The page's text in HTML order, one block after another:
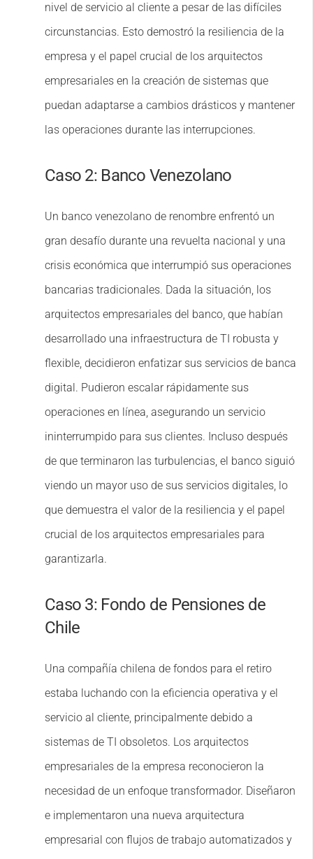
nivel de servicio al cliente a pesar de las difíciles
circunstancias. Esto demostró la resiliencia de la
empresa y el papel crucial de los arquitectos
empresariales en la creación de sistemas que
puedan adaptarse a cambios drásticos y mantener
las operaciones durante las interrupciones.
Caso 2: Banco Venezolano
Un banco venezolano de renombre enfrentó un
gran desafío durante una revuelta nacional y una
crisis económica que interrumpió sus operaciones
bancarias tradicionales. Dada la situación, los
arquitectos empresariales del banco, que habían
desarrollado una infraestructura de TI robusta y
flexible, decidieron enfatizar sus servicios de banca
digital. Pudieron escalar rápidamente sus
operaciones en línea, asegurando un servicio
ininterrumpido para sus clientes. Incluso después
de que terminaron las turbulencias, el banco siguió
viendo un mayor uso de sus servicios digitales, lo
que demuestra el valor de la resiliencia y el papel
crucial de los arquitectos empresariales para
garantizarla.
Caso 3: Fondo de Pensiones de
Chile
Una compañía chilena de fondos para el retiro
estaba luchando con la eficiencia operativa y el
servicio al cliente, principalmente debido a
sistemas de TI obsoletos. Los arquitectos
empresariales de la empresa reconocieron la
necesidad de un enfoque transformador. Diseñaron
e implementaron una nueva arquitectura
empresarial con flujos de trabajo automatizados y